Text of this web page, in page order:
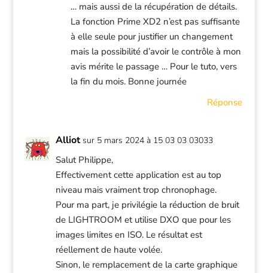
… mais aussi de la récupération de détails.
La fonction Prime XD2 n’est pas suffisante
à elle seule pour justifier un changement
mais la possibilité d’avoir le contrôle à mon
avis mérite le passage … Pour le tuto, vers
la fin du mois. Bonne journée
Réponse
Alliot sur 5 mars 2024 à 15 03 03 03033
Salut Philippe,
Effectivement cette application est au top
niveau mais vraiment trop chronophage.
Pour ma part, je privilégie la réduction de bruit
de LIGHTROOM et utilise DXO que pour les
images limites en ISO. Le résultat est
réellement de haute volée.
Sinon, le remplacement de la carte graphique